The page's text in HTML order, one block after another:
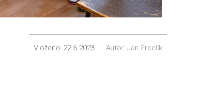
Vloženo: 22.6.2023 Autor: Jan Preclík